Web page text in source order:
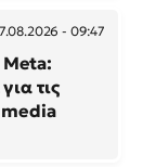
- 09:47
Meta:
τις
media